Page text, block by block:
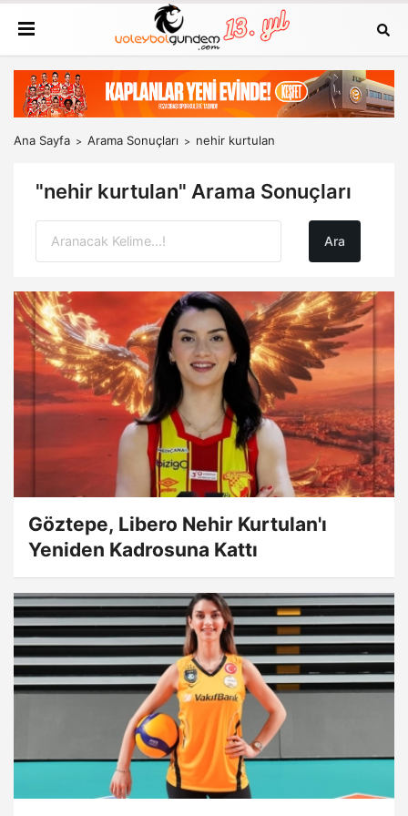
Ana Sayfa Arama Sonuçları nehir kurtulan
"nehir kurtulan" Arama Sonuçları
Göztepe, Libero Nehir Kurtulan'ı
Yeniden Kadrosuna Kattı